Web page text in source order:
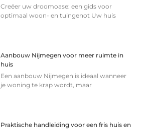
Creëer uw droomoase: een gids voor
optimaal woon- en tuingenot Uw huis
Aanbouw Nijmegen voor meer ruimte in
huis
Een aanbouw Nijmegen is ideaal wanneer
je woning te krap wordt, maar
Praktische handleiding voor een fris huis en